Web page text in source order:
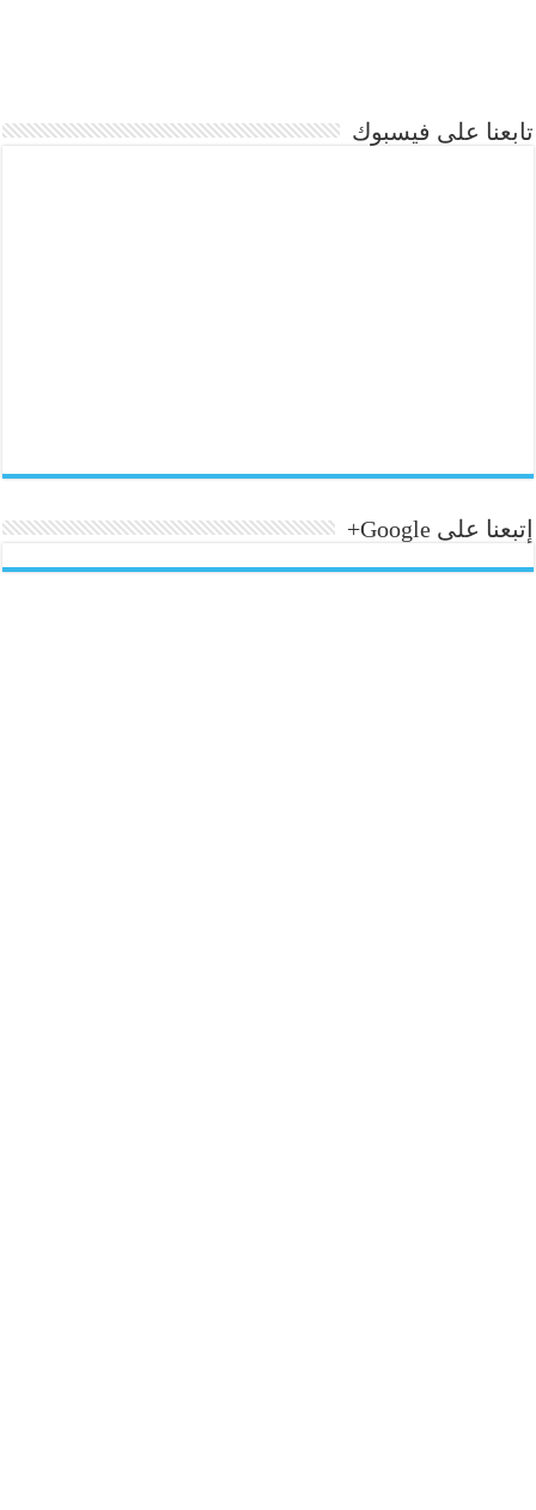
تابعنا على فيسبوك
إتبعنا على Google+